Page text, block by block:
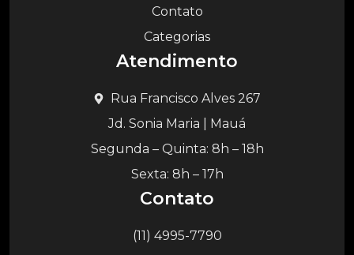
Contato
Categorias
Atendimento
Rua Francisco Alves 267
Jd. Sonia Maria | Mauá
Segunda – Quinta: 8h – 18h
Sexta: 8h – 17h
Contato
(11) 4995-7790